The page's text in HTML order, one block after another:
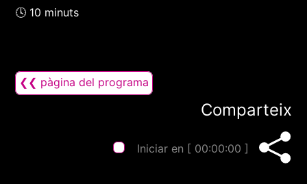
🕓 10 minuts
❮❮ pàgina del programa
Comparteix
Iniciar en [ 00:00:00 ]